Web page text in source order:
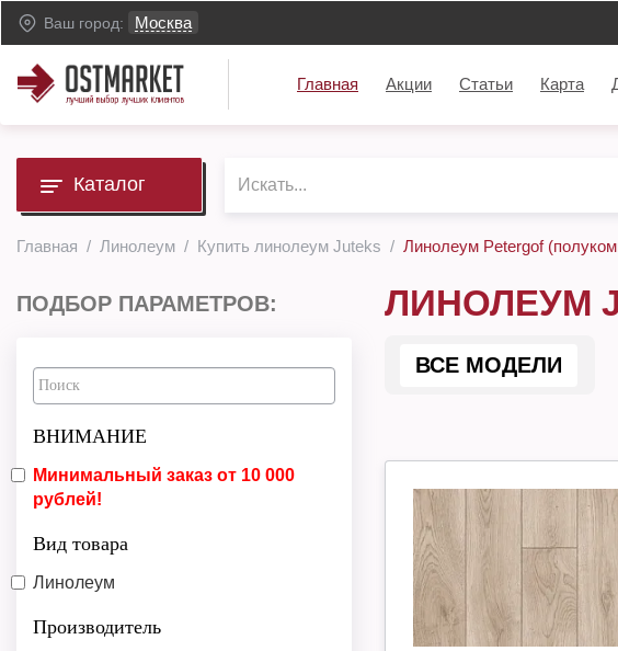
Ваш город: Москва
Главная Акции Статьи Карта
Каталог
Главная Линолеум Купить линолеум Juteks Линолеум Petergof
ПОДБОР ПАРАМЕТРОВ:
ВНИМАНИЕ
Минимальный заказ от 10 000
рублей!
Вид товара
Линолеум
Производитель
ЛИНОЛЕУМ
ВСЕ МОДЕЛИ